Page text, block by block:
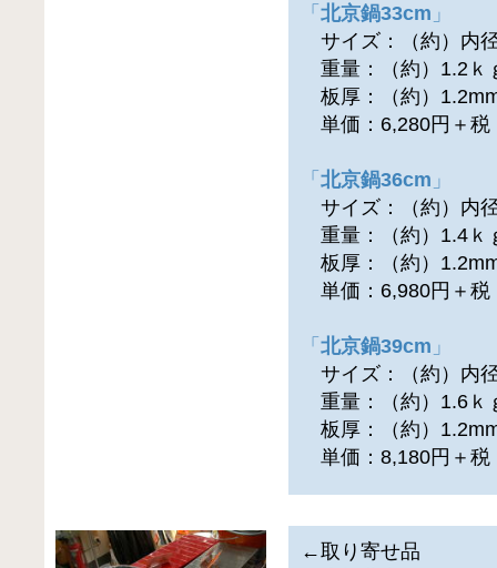
「北京鍋33cm 」
サイズ：（約）内
重量：（約）1.2ｋ
板厚：（約）
単価：6,280円＋税
「北京鍋36cm 」
サイズ：（約）内
重量：（約）1.4ｋ
板厚：（約）
単価：6,980円＋税
「北京鍋39cm 」
サイズ：（約）内
重量：（約）1.6ｋ
板厚：（約）
単価：8,180円＋税
←取り寄せ品